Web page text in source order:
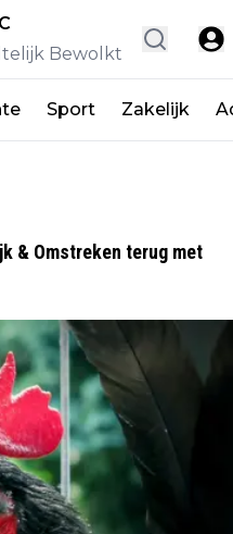
Bewolkt
Sport Zakelijk
& Omstreken terug met